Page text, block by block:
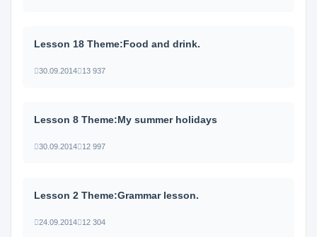
Lesson 18 Theme:Food and drink.
30.09.2014 13 937
Lesson 8 Theme:My summer holidays
30.09.2014 12 997
Lesson 2 Theme:Grammar lesson.
24.09.2014 12 304